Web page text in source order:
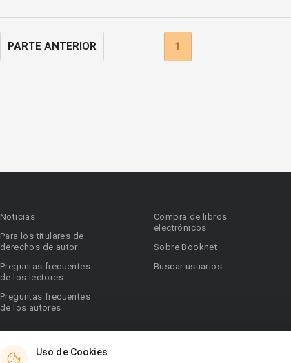
PARTE ANTERIOR 1
Uso de Cookies
Noticias
Para los titulares de
derechos de autor
Preguntas frecuentes
de los lectores
Preguntas frecuentes
de los autores
Compra de libros
electrónicos
Sobre Booknet
Buscar usuarios
© 2026 Booknet. Todos los derechos reservados.